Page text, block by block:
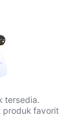
tersedia.
produk favorit